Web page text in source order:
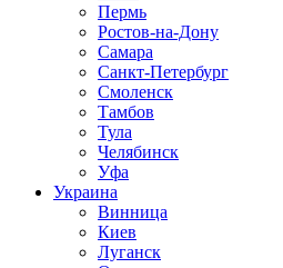
Пермь
Ростов-на-Дону
Самара
Санкт-Петербург
Смоленск
Тамбов
Тула
Челябинск
Уфа
Украина
Винница
Киев
Луганск